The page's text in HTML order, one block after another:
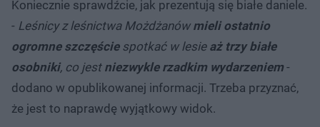
Koniecznie sprawdźcie, jak prezentują się białe daniele.
- Leśnicy z leśnictwa Możdżanów mieli ostatnio
ogromne szczęściespotkać w lesie aż trzy białe
osobniki, co jestniezwykle rzadkim wydarzeniem -
dodano w opublikowanej informacji. Trzeba przyznać,
że jest to naprawdę wyjątkowy widok.